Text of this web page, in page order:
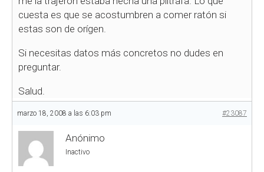
cuesta es que se acostumbren a comer ratón si
estas son de orígen.
Si necesitas datos más concretos no dudes en
preguntar.
Salud.
marzo 18, 2008 a las 6:03 pm #23087
Anónimo
Inactivo